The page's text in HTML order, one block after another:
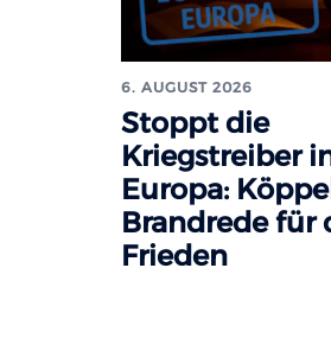
6. AUGUST 2026
Stoppt die
Kriegstreiber
Europa:
Brandrede für
Frieden